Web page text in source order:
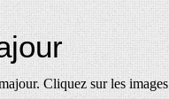
Cliquez sur les images